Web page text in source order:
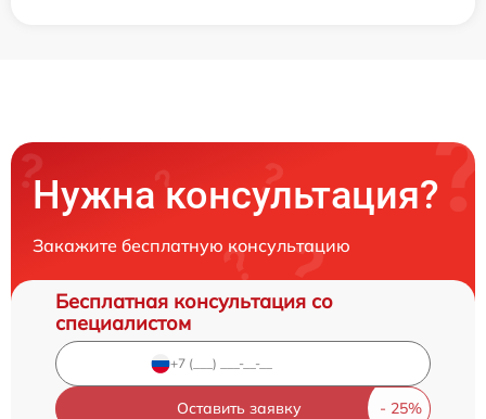
Нужна консультация?
Закажите бесплатную консультацию
Бесплатная консультация со
специалистом
Оставить заявку